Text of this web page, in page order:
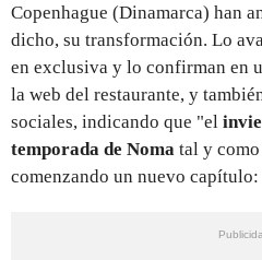
Copenhague (Dinamarca) han
dicho, su transformación. Lo
en exclusiva y lo confirman en
la web del restaurante, y
sociales, indicando que "el
temporada de Noma tal y como
comenzando un nuevo capítulo: